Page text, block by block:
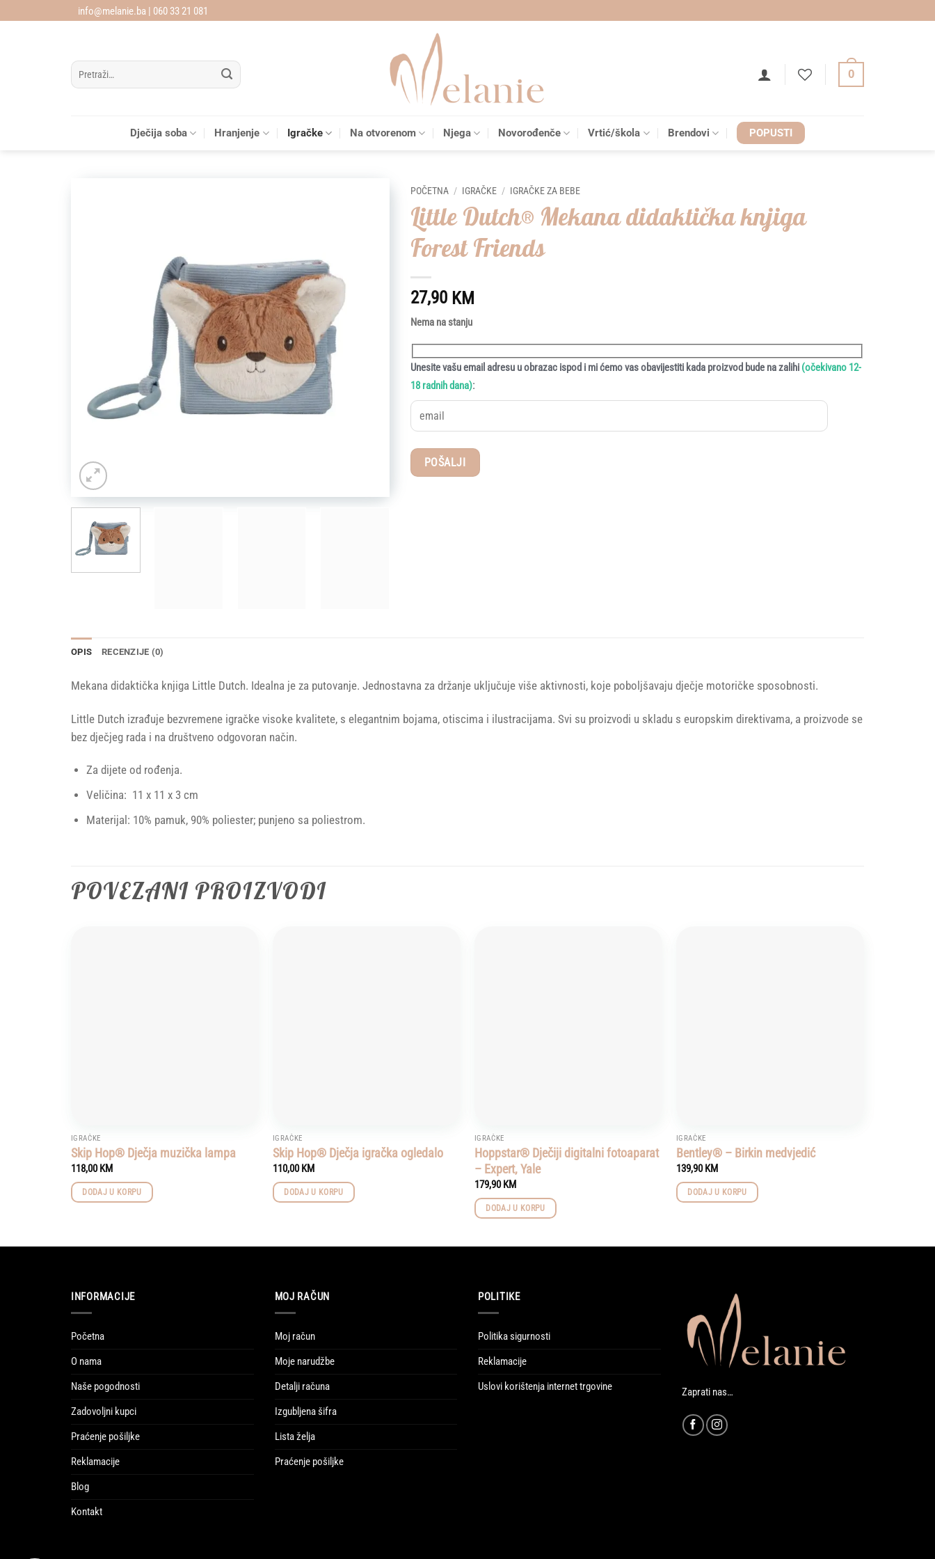
info@melanie.ba | 060 33 21 081
Pretraži:
0
Dječija soba Hranjenje Igračke Na otvorenom Njega Novorođenče Vrtić/škola Brendovi POPUSTI
POČETNA / IGRAČKE / IGRAČKE ZA BEBE
Little Dutch® Mekana didaktička knjiga
Forest Friends
27,90 KM
Nema na stanju
Unesite vašu email adresu u obrazac ispod i mi ćemo vas obavijestiti kada proizvod bude na zalihi (očekivano 12-
18 radnih dana):
OPIS RECENZIJE (0)
Mekana didaktička knjiga Little Dutch. Idealna je za putovanje. Jednostavna za držanje uključuje više aktivnosti, koje poboljšavaju dječje motoričke sposobnosti.
Little Dutch izrađuje bezvremene igračke visoke kvalitete, s elegantnim bojama, otiscima i ilustracijama. Svi su proizvodi u skladu s europskim direktivama, a proizvode se
bez dječjeg rada i na društveno odgovoran način.
Za dijete od rođenja.
Veličina: 11 x 11 x 3 cm
Materijal: 1 0% pamuk, 90% poliester; punjeno sa poliestrom.
POVEZANI PROIZVODI
IGRAČKE
Skip Hop® Dječja muzička lampa
118,00KM
DODAJ U KORPU
IGRAČKE
Skip Hop® Dječja igračka ogledalo
110,00KM
DODAJ U KORPU
IGRAČKE
Hoppstar® Dječiji digitalni fotoaparat
– Expert, Yale
179,90KM
DODAJ U KORPU
IGRAČKE
Bentley® – Birkin medvjedić
139,90KM
DODAJ U KORPU
INFORMACIJE
Početna
O nama
Naše pogodnosti
Zadovoljni kupci
Praćenje pošiljke
Reklamacije
Blog
Kontakt
MOJ RAČUN
Moj račun
Moje narudžbe
Detalji računa
Izgubljena šifra
Lista želja
Praćenje pošiljke
POLITIKE
Politika sigurnosti
Reklamacije
Uslovi korištenja internet trgovine
Zaprati nas…